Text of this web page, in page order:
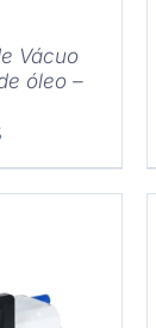
Vácuo
óleo –